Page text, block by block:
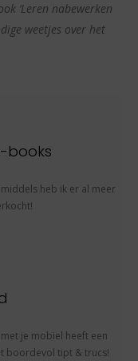
‘Leren nabewerken
weetjes over het
books
heb ik er al meer
je mobiel heeft een
boordevol tipt & trucs!